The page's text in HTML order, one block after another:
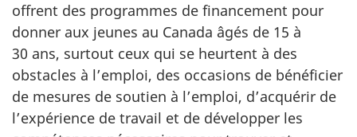
offrent des programmes de financement pour
donner aux jeunes au Canada âgés de 15 à
30 ans, surtout ceux qui se heurtent à des
obstacles à l’emploi, des occasions de bénéficier
de mesures de soutien à l’emploi, d’acquérir de
l’expérience de travail et de développer les